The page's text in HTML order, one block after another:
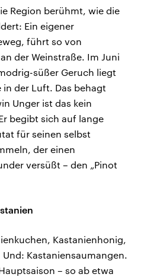
Region berühmt, wie die
Ein eigener
führt so von
der Weinstraße. Im Juni
süßer Geruch liegt
der Luft. Das behagt
Unger ist das kein
begibt sich auf lange
für seinen selbst
der einen
versüßt – den „Pinot
Kastanienhonig,
Kastaniensaumangen.
– so ab etwa